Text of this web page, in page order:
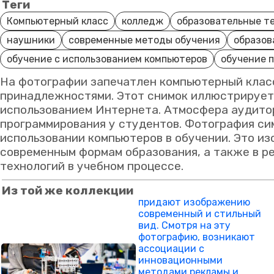
Теги
Компьютерный класс колледж
образовательные
наушники
современные методы обучения
обучение с использованием компьютеров
обучение
На фотографии запечатлен компьютерный
принадлежностями. Этот снимок
использованием Интернета. Атмосфера
программирования у студентов. Фотография
использовании компьютеров в обучении. Это
современным формам образования, а также в
технологий в учебном процессе.
Из той же коллекции